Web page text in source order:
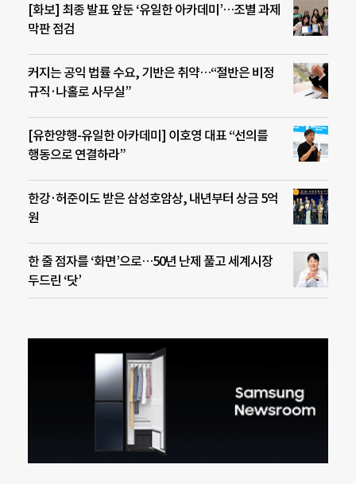
[화보] 최종 발표 앞둔 ‘유일한 아카데미’…조별 과제
막판 점검
커지는 공익 법률 수요, 기반은 취약…“절반은 비정
규직·나홀로 사무실”
[유한양행-유일한 아카데미] 이호영 대표 “선의를
행동으로 연결하라”
한강·허준이도 받은 삼성호암상, 내년부터 상금 5억
원
한 줄 점자를 ‘화면’으로…50년 난제 풀고 세계시장
두드린 ‘닷’